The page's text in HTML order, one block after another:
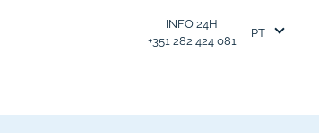
INFO 24H
+351 282 424 081
PT